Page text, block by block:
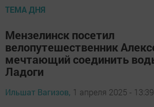
ТЕМА ДНЯ
Мензелинск посетил
велопутешественник
мечтающий соединить
Ладоги
Ильшат Вагизов, 1 апреля 2025 - 13:39